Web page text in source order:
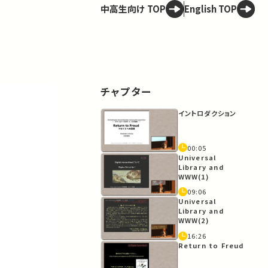
中高生向け TOP English TOP
チャプター
イントロダクション
00:05
Universal
Library and
WWW(1)
09:06
Universal
Library and
WWW(2)
16:26
Return to Freud